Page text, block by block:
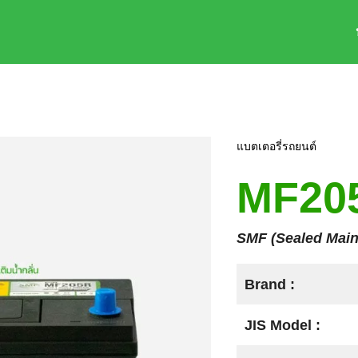
แบตเตอรี่รถยนต์
SMF (Sealed
Brand :
JIS Model :